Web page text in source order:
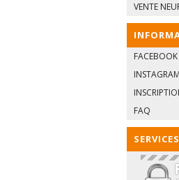
VENTE
FACEBOOK
INSTAGRAM
FAQ
SERVICES